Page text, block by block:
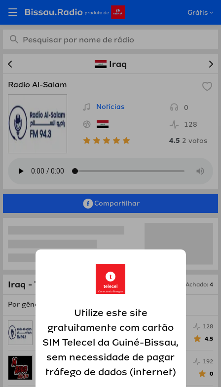
Grátis
Estações de rádio online
grátis de Iraq em
Bissau.Radio
Iraq
Radio Al-Salam
Notícias
0
128
4.5 2 votos
Compartilhar
Iraq - Todos os rádios Achado:4
Por gênero
Radio Al-Salam
Notícias 0
128
4.5
M Radio 105.5 FM
Pop 0
192
0
t
telecel
Conectando Energias
Utilize este site
gratuitamente com cartão
SIM Telecel da Guiné-Bissau,
sem necessidade de pagar
tráfego de dados (internet)